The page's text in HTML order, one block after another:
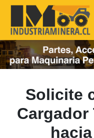
Solicite
Cargador